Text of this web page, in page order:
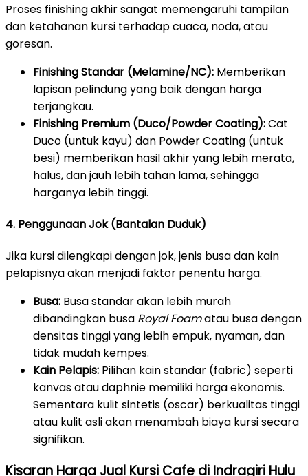
Proses finishing akhir sangat memengaruhi tampilan
dan ketahanan kursi terhadap cuaca, noda, atau
goresan.
Finishing Standar (Melamine/NC): Memberikan
lapisan pelindung yang baik dengan harga
terjangkau.
Finishing Premium (Duco/Powder Coating):Cat
Duco (untuk kayu) dan Powder Coating (untuk
besi) memberikan hasil akhir yang lebih merata,
halus, dan jauh lebih tahan lama, sehingga
harganya lebih tinggi.
4. Penggunaan Jok (Bantalan Duduk)
Jika kursi dilengkapi dengan jok, jenis busa dan kain
pelapisnya akan menjadi faktor penentu harga.
Busa: Busa standar akan lebih murah
dibandingkan busa Royal Foamatau busa dengan
densitas tinggi yang lebih empuk, nyaman, dan
tidak mudah kempes.
Kain Pelapis: Pilihan kain standar (fabric) seperti
kanvas atau daphnie memiliki harga ekonomis.
Sementara kulit sintetis (oscar) berkualitas tinggi
atau kulit asli akan menambah biaya kursi secara
signifikan.
Kisaran Harga Jual Kursi Cafe di Indragiri Hulu